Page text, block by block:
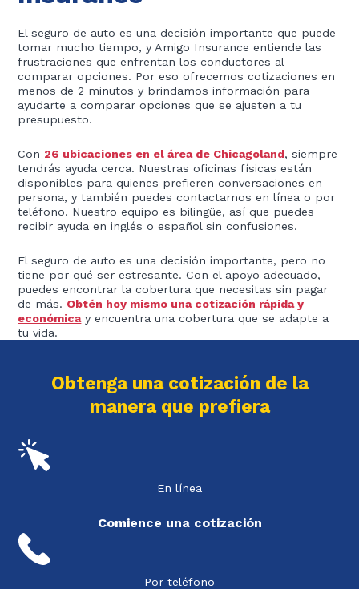
El seguro de auto es una decisión importante que puede
tomar mucho tiempo, y Amigo Insurance entiende las
frustraciones que enfrentan los conductores al
comparar opciones. Por eso ofrecemos cotizaciones en
menos de 2 minutos y brindamos información para
ayudarte a comparar opciones que se ajusten a tu
presupuesto.
Con 26 ubicaciones en el área de Chicagoland, siempre
tendrás ayuda cerca. Nuestras oficinas físicas están
disponibles para quienes prefieren conversaciones en
persona, y también puedes contactarnos en línea o por
teléfono. Nuestro equipo es bilingüe, así que puedes
recibir ayuda en inglés o español sin confusiones.
El seguro de auto es una decisión importante, pero no
tiene por qué ser estresante. Con el apoyo adecuado,
puedes encontrar la cobertura que necesitas sin pagar
de más. Obtén hoy mismo una cotización rápida y
económicay encuentra una cobertura que se adapte a
tu vida.
Obtenga una cotización de la
manera que prefiera
En línea
Comience una cotización
Por teléfono